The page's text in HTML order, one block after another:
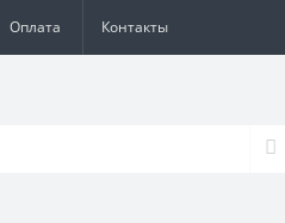
Оплата Контакты